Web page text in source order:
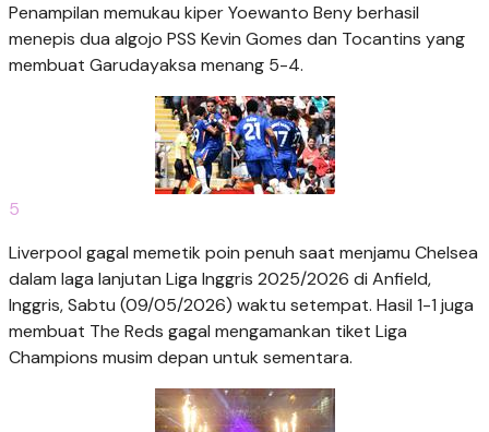
Penampilan memukau kiper Yoewanto Beny berhasil
menepis dua algojo PSS Kevin Gomes dan Tocantins yang
membuat Garudayaksa menang 5-4.
5
Liverpool gagal memetik poin penuh saat menjamu Chelsea
dalam laga lanjutan Liga Inggris 2025/2026 di Anfield,
Inggris, Sabtu (09/05/2026) waktu setempat. Hasil 1-1 juga
membuat The Reds gagal mengamankan tiket Liga
Champions musim depan untuk sementara.